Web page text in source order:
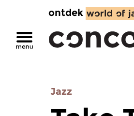
ontdek
Jazz